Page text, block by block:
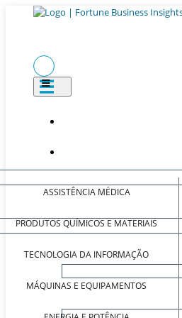
ASSISTÊNCIA MÉDICA
PRODUTOS QUÍMICOS E MATERIAIS
TECNOLOGIA DA INFORMAÇÃO
MÁQUINAS E EQUIPAMENTOS